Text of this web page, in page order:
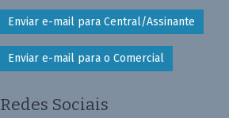
Enviar e-mail para Central/Assinante
Enviar e-mail para o Comercial
Redes Sociais